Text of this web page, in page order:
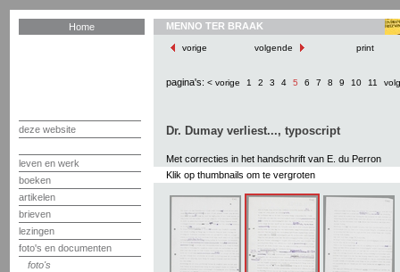
Home
deze website
leven en werk
boeken
artikelen
brieven
lezingen
foto's en documenten
foto's
MENNO TER BRAAK
vorige volgende print
pagina's: < vorige 1 2 3 4 5 6 7 8 9 10 11
Dr. Dumay verliest..., typoscript
Met correcties in het handschrift van E. du Perron
Klik op thumbnails om te vergroten